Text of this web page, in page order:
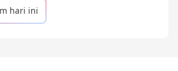
hari ini